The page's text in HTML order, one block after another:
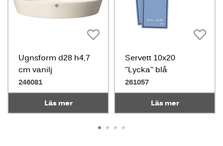
Ugnsform d28 h4,7
cm vanilj
246081
Läs mer
Servett 10x20
"Lycka" blå
261057
Läs mer